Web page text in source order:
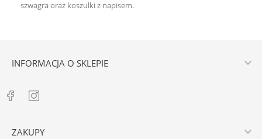
szwagra oraz koszulki z napisem.
INFORMACJA O SKLEPIE 
ZAKUPY 